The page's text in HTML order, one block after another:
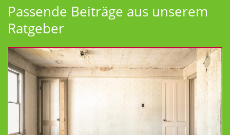
Passende Beiträge aus unserem
Ratgeber